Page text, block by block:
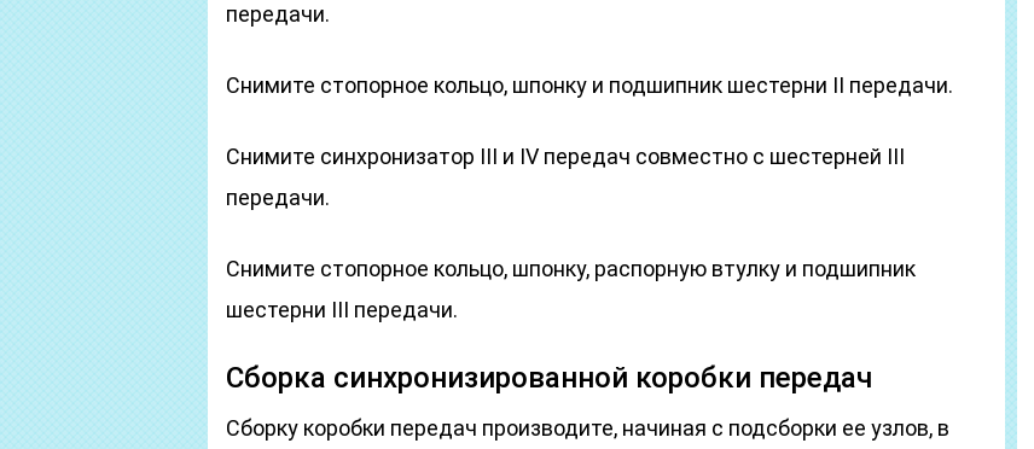
передачи.
Снимите стопорное кольцо, шпонку и подшипник шестерни II передачи.
Снимите синхронизатор III и IV передач совместно с шестерней III
передачи.
Снимите стопорное кольцо, шпонку, распорную втулку и подшипник
шестерни III передачи.
Сборка синхронизированной коробки передач
Сборку коробки передач производите, начиная с подсборки ее узлов, в